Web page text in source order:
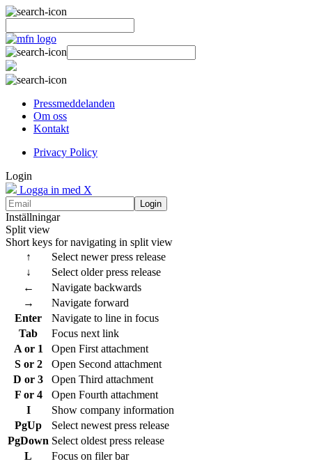
Pressmeddelanden
Om oss
Kontakt
Privacy Policy
Login
Logga in med X
Login
Inställningar
Split view
Short keys for navigating in split view
↑
Select newer press release
↓
Select older press release
←
Navigate backwards
→
Navigate forward
Enter
Navigate to line in focus
Tab
Focus next link
A or 1
Open First attachment
S or 2
Open Second attachment
D or 3
Open Third attachment
F or 4
Open Fourth attachment
I
Show company information
PgUp
Select newest press release
PgDown Select oldest press release
L
Focus on filer bar